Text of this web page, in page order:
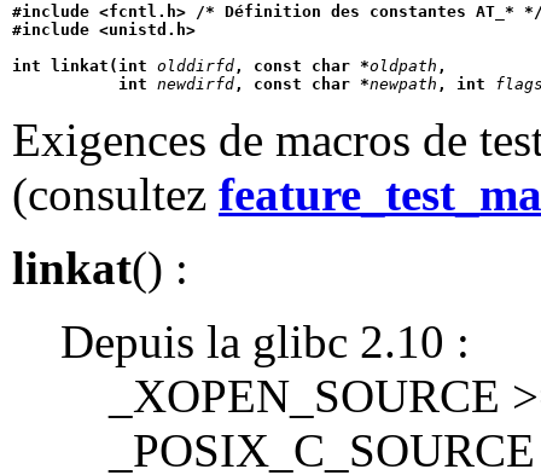
#include <fcntl.h> /* Définition des constantes AT_*
#include <unistd.h>
int linkat(int olddirfd , const char *oldpath ,
           int
newdirfd , const char *newpath , int
Exigences de macros de
(consultez
linkat() :
Depuis la glibc 2.10 :
_XOPEN_SOURCE